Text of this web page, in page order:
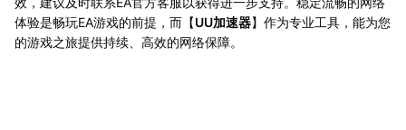
体验是畅玩EA游戏的前提，而【UU加速器】作为专业工具，能为您
的游戏之旅提供持续、高效的网络保障。